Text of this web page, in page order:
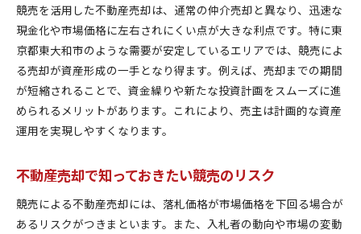
競売を活用した不動産売却は、通常の仲介売却と異なり、迅速な
現金化や市場価格に左右されにくい点が大きな利点です。特に東
京都東大和市のような需要が安定しているエリアでは、競売によ
る売却が資産形成の一手となり得ます。例えば、売却までの期間
が短縮されることで、資金繰りや新たな投資計画をスムーズに進
められるメリットがあります。これにより、売主は計画的な資産
運用を実現しやすくなります。
不動産売却で知っておきたい競売のリスク
競売による不動産売却には、落札価格が市場価格を下回る場合が
あるリスクがつきまといます。また、入札者の動向や市場の変動